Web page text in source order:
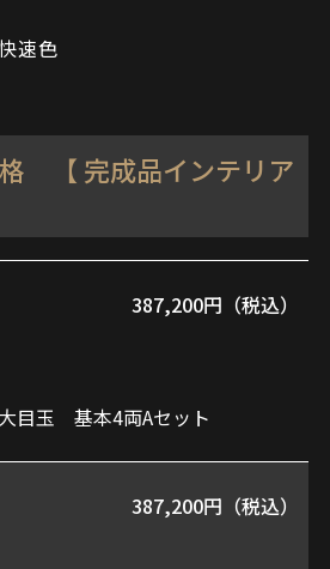
速色
【 完成品インテリア
387,200円（税込）
玉 基本4両Aセット
387,200円（税込）